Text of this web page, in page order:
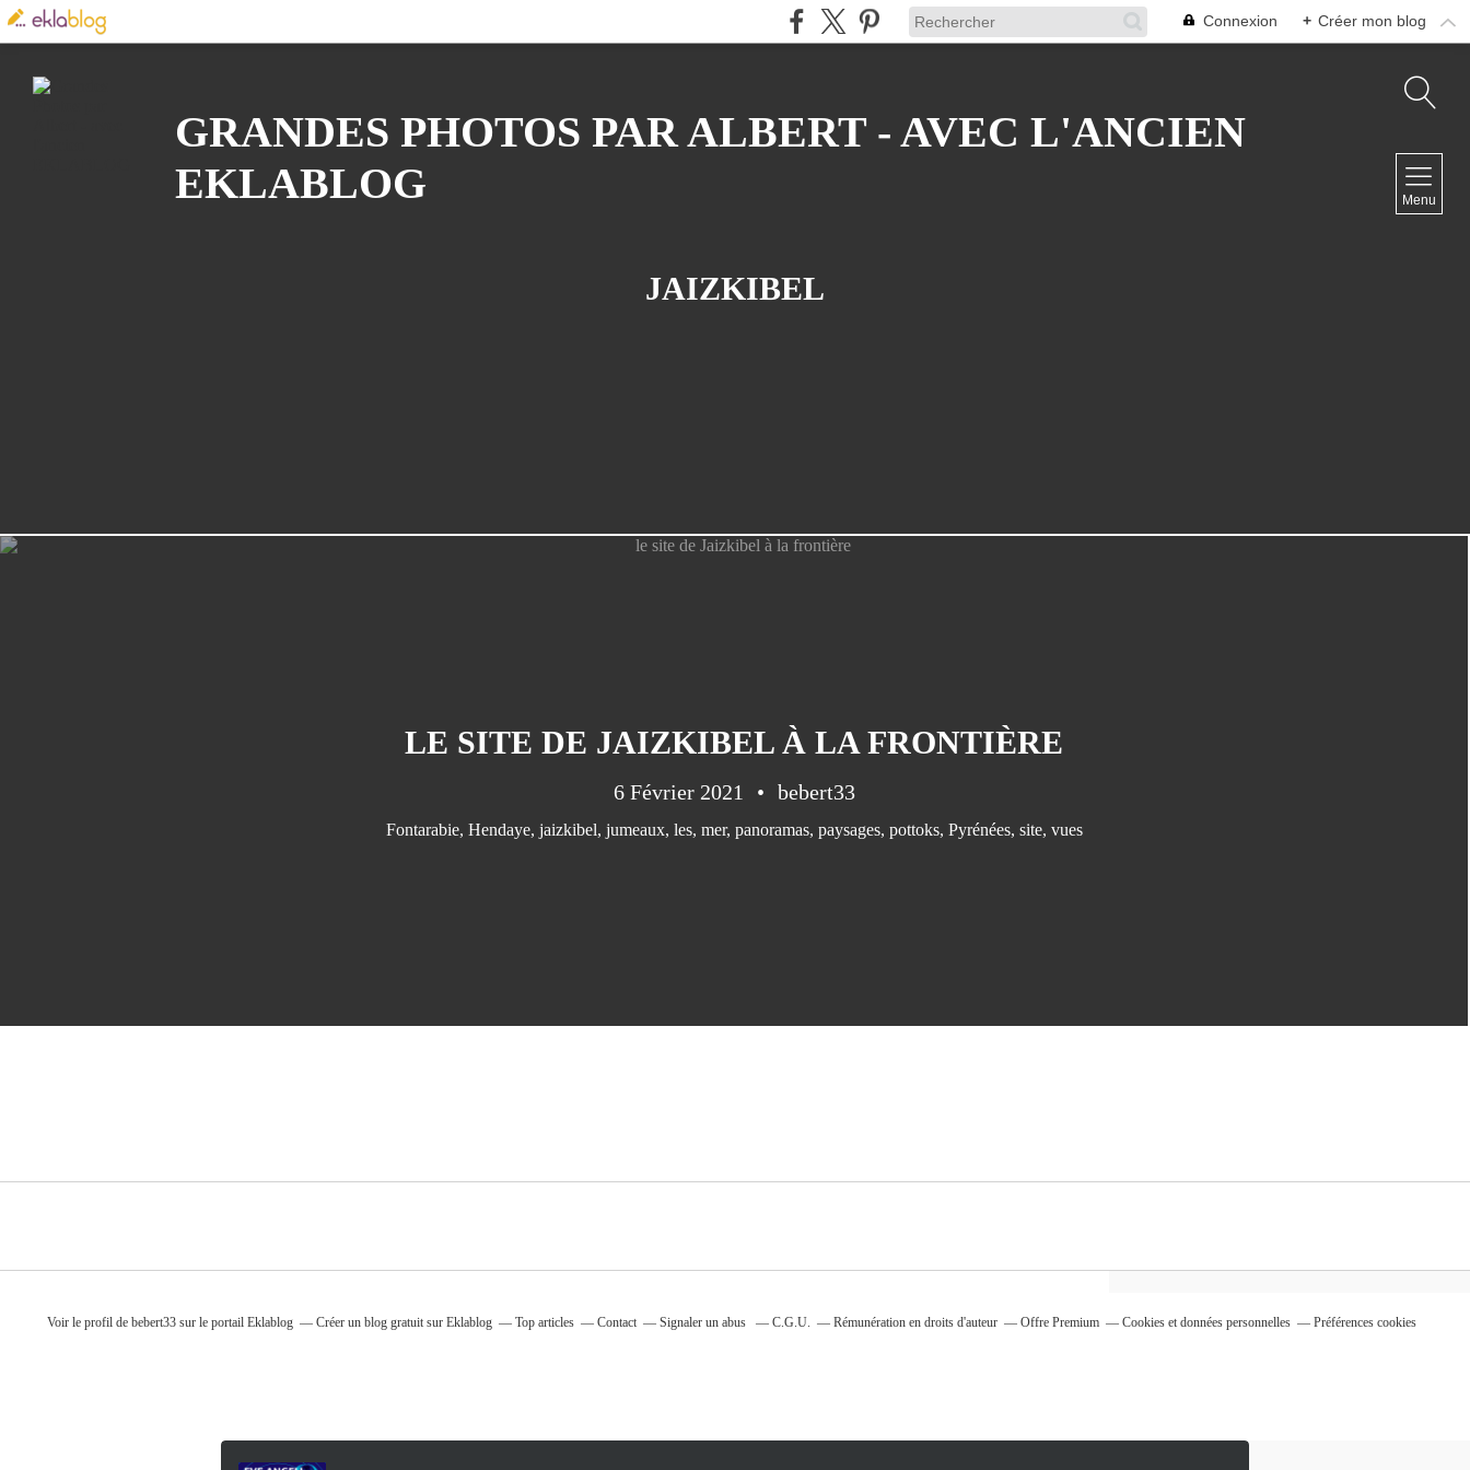
Connexion + Créer mon blog
GRANDES PHOTOS PAR ALBERT - AVEC L'ANCIEN
EKLABLOG
Menu
JAIZKIBEL
LE SITE DE JAIZKIBEL À LA FRONTIÈRE
6 Février 2021 bebert33
Fontarabie, Hendaye, jaizkibel, jumeaux, les, mer, panoramas, paysages, pottoks, Pyrénées, site, vues
NAVIGATION
Voir le profil de bebert33 sur le portail Eklablog Créer un blog gratuit sur Eklablog Top articles Contact Signaler un abus C.G.U. Rémunération en droits d'auteur Offre Premium Cookies et données personnelles Préférences cookies